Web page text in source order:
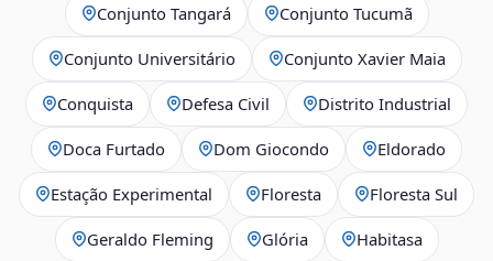
Conjunto Tangará Conjunto Tucumã
Conjunto Universitário Conjunto Xavier Maia
Conquista Defesa Civil Distrito Industrial
Doca Furtado Dom Giocondo Eldorado
Estação Experimental Floresta Floresta Sul
Geraldo Fleming Glória Habitasa